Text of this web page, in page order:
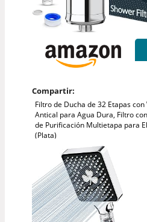
Compartir:
Filtro de Ducha de 32 Etapas
Antical para Agua Dura, Filtro
de Purificación Multietapa para
(Plata)